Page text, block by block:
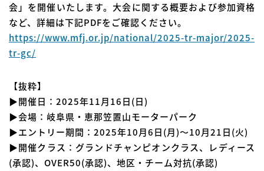
会」を開催いたします。大会に関する概要および参加資格
など、詳細は下記PDFをご確認ください。
https://www.mfj.or.jp/national/2025-tr-major/2025-
tr-gc/
【抜粋】
▶開催日：2025年11月16日(日)
▶会場：岐阜県・恵那笠置山モーターパーク
▶エントリー期間：2025年10月6日(月)～10月21日(火)
▶開催クラス：グランドチャンピオンクラス、レディース
(承認)、OVER50(承認)、地区・チーム対抗(承認)